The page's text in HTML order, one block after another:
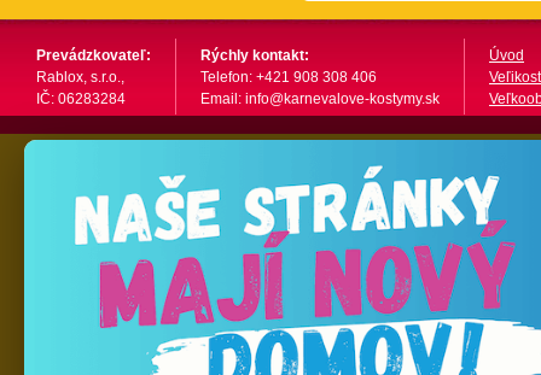
Prevádzkovateľ:
Rablox, s.r.o.,
IČ: 06283284
Rýchly kontakt:
Telefon: +421 908 308 406
Email: info@karnevalove-kostymy.sk
Úvod